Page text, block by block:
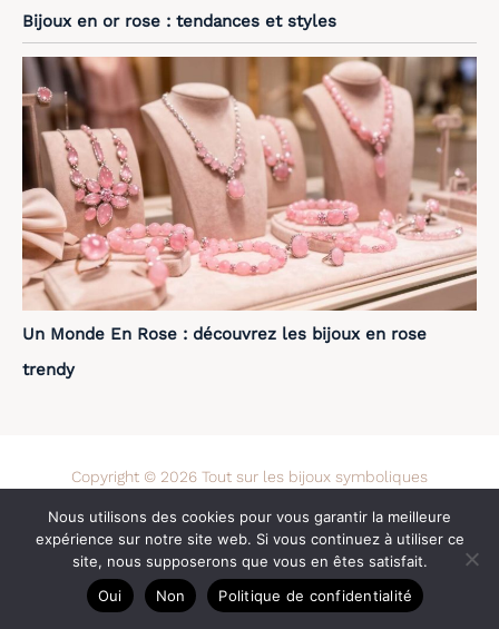
Bijoux en or rose : tendances et styles
Un Monde En Rose : découvrez les bijoux en rose
trendy
Copyright © 2026 Tout sur les bijoux symboliques
A propos
Contact
Mentions légales
Politique de confidentialité
Nous utilisons des cookies pour vous garantir la meilleure
expérience sur notre site web. Si vous continuez à utiliser ce
site, nous supposerons que vous en êtes satisfait.
Oui
Non Politique de confidentialité